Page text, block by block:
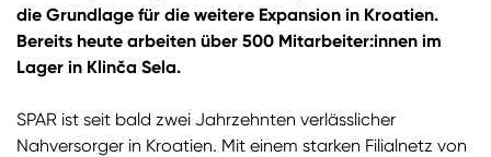
die Grundlage für die weitere Expansion in Kroatien.
Bereits heute arbeiten über 500 Mitarbeiter:innen im
Lager in Klinča Sela.
SPAR ist seit bald zwei Jahrzehnten verlässlicher
Nahversorger in Kroatien. Mit einem starken Filialnetz von